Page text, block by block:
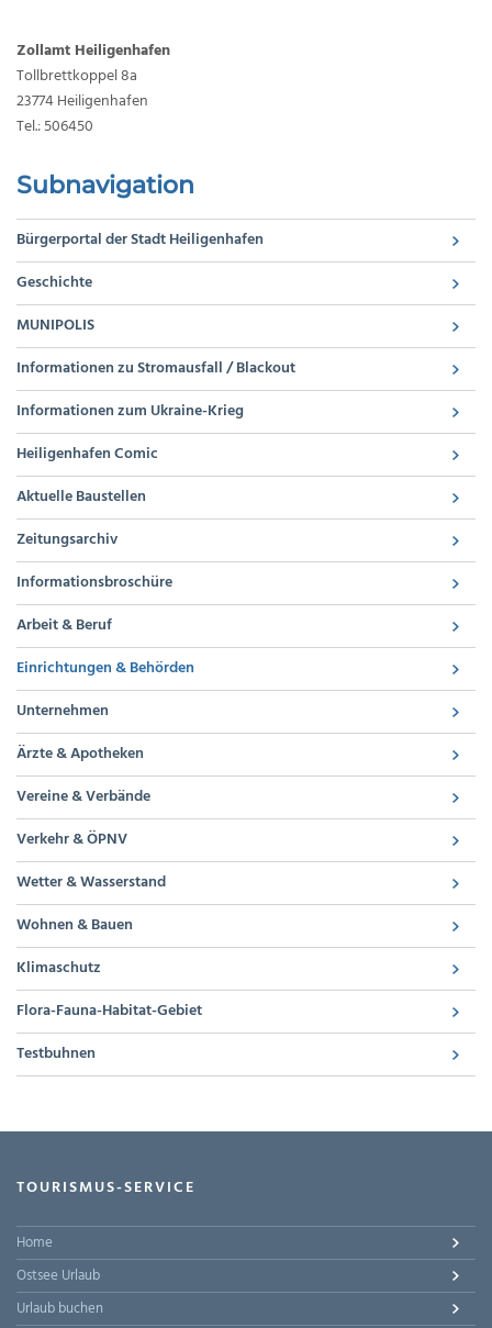
Zollamt Heiligenhafen
Tollbrettkoppel 8a
23774 Heiligenhafen
Tel.: 506450
Subnavigation
Bürgerportal der Stadt Heiligenhafen
Geschichte
MUNIPOLIS
Informationen zu Stromausfall / Blackout
Informationen zum Ukraine-Krieg
Heiligenhafen Comic
Aktuelle Baustellen
Zeitungsarchiv
Informationsbroschüre
Arbeit & Beruf
Einrichtungen & Behörden
Unternehmen
Ärzte & Apotheken
Vereine & Verbände
Verkehr & ÖPNV
Wetter & Wasserstand
Wohnen & Bauen
Klimaschutz
Flora-Fauna-Habitat-Gebiet
Testbuhnen
TOURISMUS-SERVICE
Home
Ostsee Urlaub
Urlaub buchen